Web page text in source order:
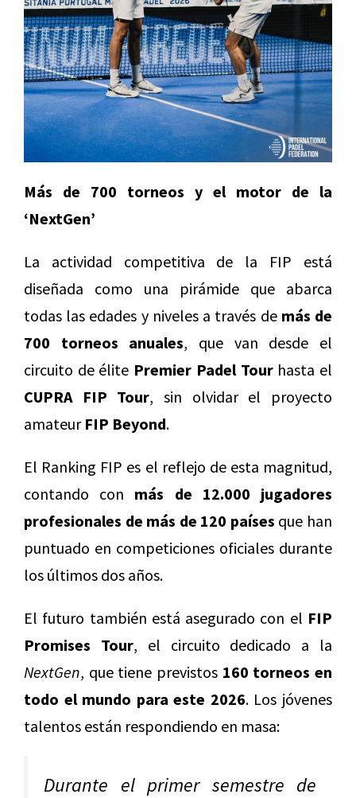
Más de 700 torneos y el motor de la
‘NextGen’
La actividad competitiva de la FIP está
diseñada como una pirámide que abarca
todas las edades y niveles a través de más de
700 torneos anuales, que van desde el
circuito de élite Premier Padel Tourhasta el
CUPRA FIP Tour, sin olvidar el proyecto
amateur FIP Beyond.
El Ranking FIP es el reflejo de esta magnitud,
contando con más de 12.000 jugadores
profesionales de más de 120 países que han
puntuado en competiciones oficiales durante
los últimos dos años.
El futuro también está asegurado con el FIP
Promises Tour, el circuito dedicado a la
NextGen, que tiene previstos 160 torneos en
todo el mundo para este 2026. Los jóvenes
talentos están respondiendo en masa:
Durante el primer semestre de